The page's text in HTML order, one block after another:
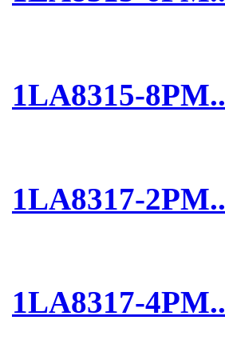
1LA8315-8PM..
1LA8317-2PM..
1LA8317-4PM..